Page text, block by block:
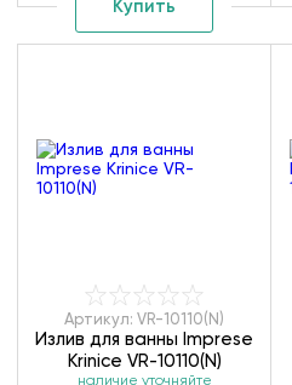
Купить
Артикул: VR-10110(N)
Излив для ванны Imprese
Krinice VR-10110(N)
наличие уточняйте